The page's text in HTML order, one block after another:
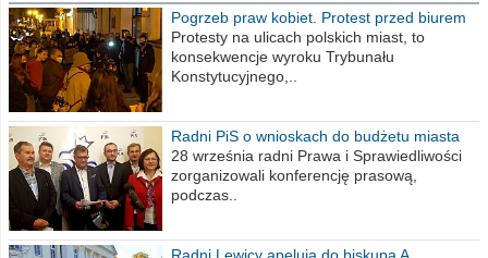
Pogrzeb praw kobiet. Protest przed biurem
poselskim PiS
Protesty na ulicach polskich miast, to
konsekwencje wyroku Trybunału
Konstytucyjnego,..
Radni PiS o wnioskach do budżetu miasta
na 2021 rok
28 września radni Prawa i Sprawiedliwości
zorganizowali konferencję prasową,
podczas..